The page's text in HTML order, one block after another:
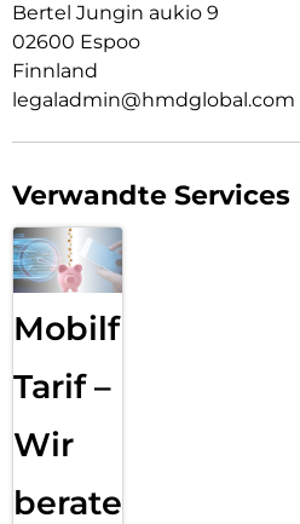
Bertel Jungin aukio 9
02600 Espoo
Finnland
legaladmin@hmdglobal.com
Verwandte Services
Mobilfunk
Tarif –
Wir
beraten